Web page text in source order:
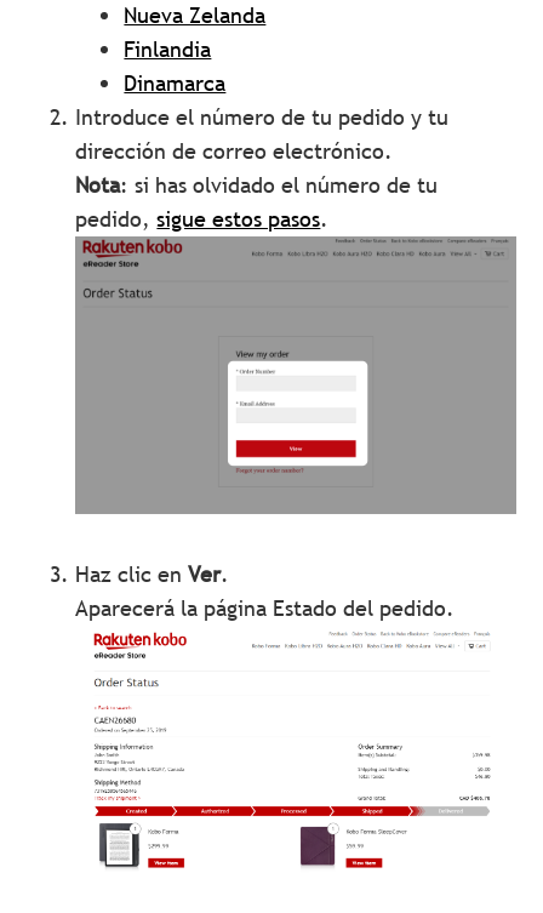
Nueva Zelanda
Finlandia
Dinamarca
Introduce el número de tu pedido y tu
dirección de correo electrónico.
Nota: si has olvidado el número de tu
pedido,sigue estos pasos.
Haz clic enVer.
Aparecerá la página Estado del pedido.